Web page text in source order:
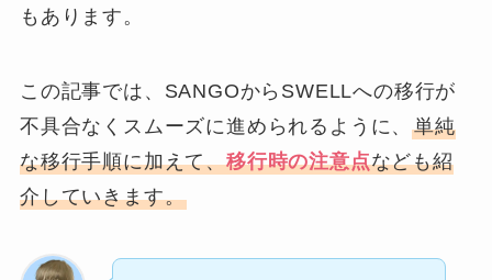
もあります。
この記事では、SANGOからSWELLへの移行が
不具合なくスムーズに進められるように、単純
な移行手順に加えて、移行時の注意点なども紹
介していきます。